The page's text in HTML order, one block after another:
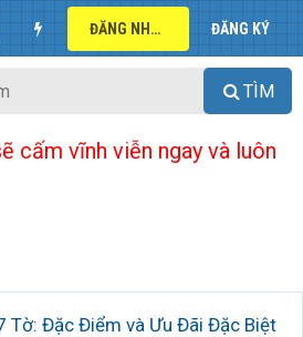
ĐĂNG NHẬP ĐĂNG KÝ
TÌM
cấm vĩnh viễn ngay và luôn
Tờ: Đặc Điểm và Ưu Đãi Đặc Biệt